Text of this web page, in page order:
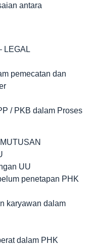
antara
pemecatan dan
/ PKB dalam Proses
UU
penetapan PHK
karyawan dalam
dalam PHK